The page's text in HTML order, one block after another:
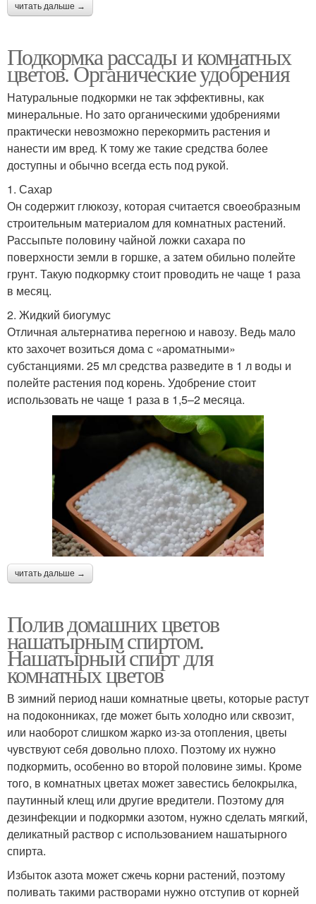
читать дальше →
Подкормка рассады и комнатных
цветов. Органические удобрения
Натуральные подкормки не так эффективны, как
минеральные. Но зато органическими удобрениями
практически невозможно перекормить растения и
нанести им вред. К тому же такие средства более
доступны и обычно всегда есть под рукой.
1. Сахар
Он содержит глюкозу, которая считается своеобразным
строительным материалом для комнатных растений.
Рассыпьте половину чайной ложки сахара по
поверхности земли в горшке, а затем обильно полейте
грунт. Такую подкормку стоит проводить не чаще 1 раза
в месяц.
2. Жидкий биогумус
Отличная альтернатива перегною и навозу. Ведь мало
кто захочет возиться дома с «ароматными»
субстанциями. 25 мл средства разведите в 1 л воды и
полейте растения под корень. Удобрение стоит
использовать не чаще 1 раза в 1,5–2 месяца.
читать дальше →
Полив домашних цветов
нашатырным спиртом.
Нашатырный спирт для
комнатных цветов
В зимний период наши комнатные цветы, которые растут
на подоконниках, где может быть холодно или сквозит,
или наоборот слишком жарко из-за отопления, цветы
чувствуют себя довольно плохо. Поэтому их нужно
подкормить, особенно во второй половине зимы. Кроме
того, в комнатных цветах может завестись белокрылка,
паутинный клещ или другие вредители. Поэтому для
дезинфекции и подкормки азотом, нужно сделать мягкий,
деликатный раствор с использованием нашатырного
спирта.
Избыток азота может сжечь корни растений, поэтому
поливать такими растворами нужно отступив от корней